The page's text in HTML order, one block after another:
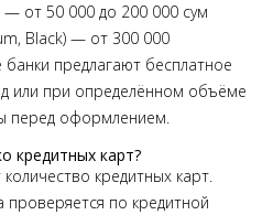
от 50 000 до 200 000 сум
Black) — от 300 000
предлагают бесплатное
или при определённом объёме
перед оформлением.
кредитных карт?
кредитных карт.
проверяется по кредитной